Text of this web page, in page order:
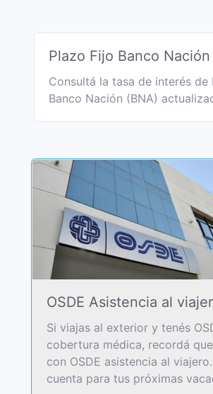
Plazo Fijo Banco Nación
Consultá la tasa de interés de
Banco Nación (BNA)
OSDE Asistencia al
Si viajas al exterior y tenés
cobertura médica, recordá
con OSDE asistencia al
cuenta para tus próximas